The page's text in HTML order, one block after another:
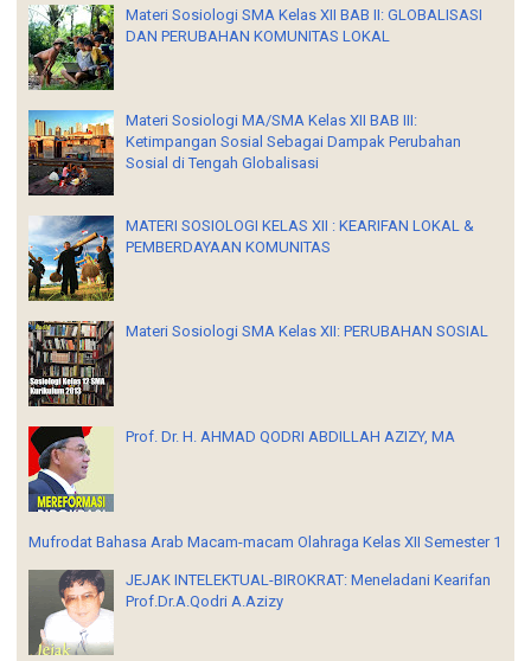
Materi Sosiologi SMA Kelas XII BAB II: GLOBALISASI
DAN PERUBAHAN KOMUNITAS LOKAL
Materi Sosiologi MA/SMA Kelas XII BAB III:
Ketimpangan Sosial Sebagai Dampak Perubahan
Sosial di Tengah Globalisasi
MATERI SOSIOLOGI KELAS XII : KEARIFAN LOKAL &
PEMBERDAYAAN KOMUNITAS
Materi Sosiologi SMA Kelas XII: PERUBAHAN SOSIAL
Prof. Dr. H. AHMAD QODRI ABDILLAH AZIZY, MA
Mufrodat Bahasa Arab Macam-macam Olahraga Kelas XII Semester 1
JEJAK INTELEKTUAL-BIROKRAT: Meneladani Kearifan
Prof.Dr.A.Qodri A.Azizy